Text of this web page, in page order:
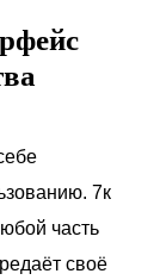
7к
часть
своё